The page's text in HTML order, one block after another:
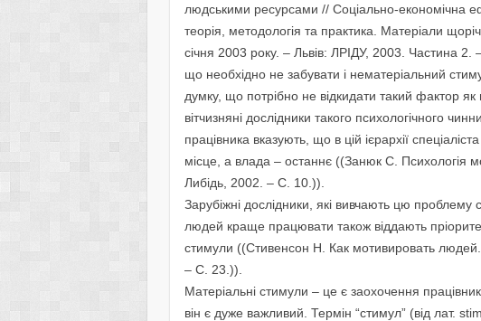
людськими ресурсами // Соціально-економічна
теорія, методологія та практика. Матеріали
січня 2003 року. – Львів: ЛРІДУ, 2003. Частина 2.
що необхідно не забувати і нематеріальний
думку, що потрібно не відкидати такий фактор
вітчизняні дослідники такого психологічного
працівника вказують, що в цій ієрархії
місце, а влада – останнє ((Занюк С. Психологія
Либідь, 2002. – С. 10.)).
Зарубіжні дослідники, які вивчають цю проблему
людей краще працювати також віддають
стимули ((Стивенсон Н. Как мотивировать
– С. 23.)).
Матеріальні стимули – це є заохочення
він є дуже важливий. Термін “стимул” (від лат.